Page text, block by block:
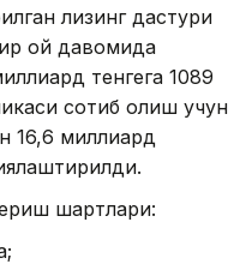
лизинг дастури
ой давомида
тенгега 1089
сотиб олиш учун
16,6 миллиард
шартлари: